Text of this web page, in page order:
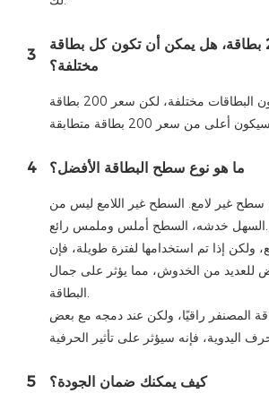
3
إذا طلبت 200 بطاقة، هل يمكن أن تكون كل بطاقة
مختلفة؟
يمكن أن تكون البطاقات مختلفة، لكن سعر 200 بطاقة
4 ما هو نوع سطح البطاقة الأفضل؟
غير لامع. السطح غير اللامع ليس من
السهل خدشه، السطح أملس وملمس رائع.
ولكن إذا تم استخدامها لفترة طويلة، فإن
للعديد من الخدوش، مما يؤثر على جمال
البطاقة.
المصنفر راقيًا، ولكن عند دمجه مع بعض
5 كيف يمكنك ضمان الجودة؟